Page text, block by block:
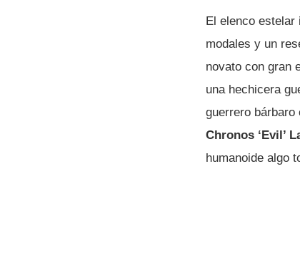
El elenco estelar
modales y un
novato con gran
una hechicera
guerrero bárbaro
Chronos ‘Evil’
humanoide algo